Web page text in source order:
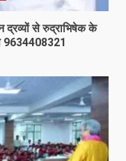
द्रव्यों से रुद्राभिषेक के
से 9634408321